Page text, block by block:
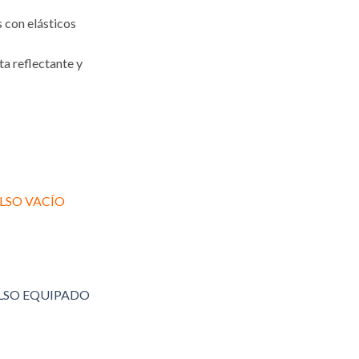
elásticos
reflectante y
VACÍO
EQUIPADO